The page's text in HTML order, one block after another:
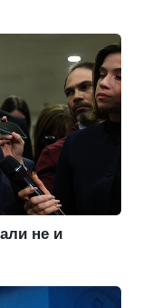
не и